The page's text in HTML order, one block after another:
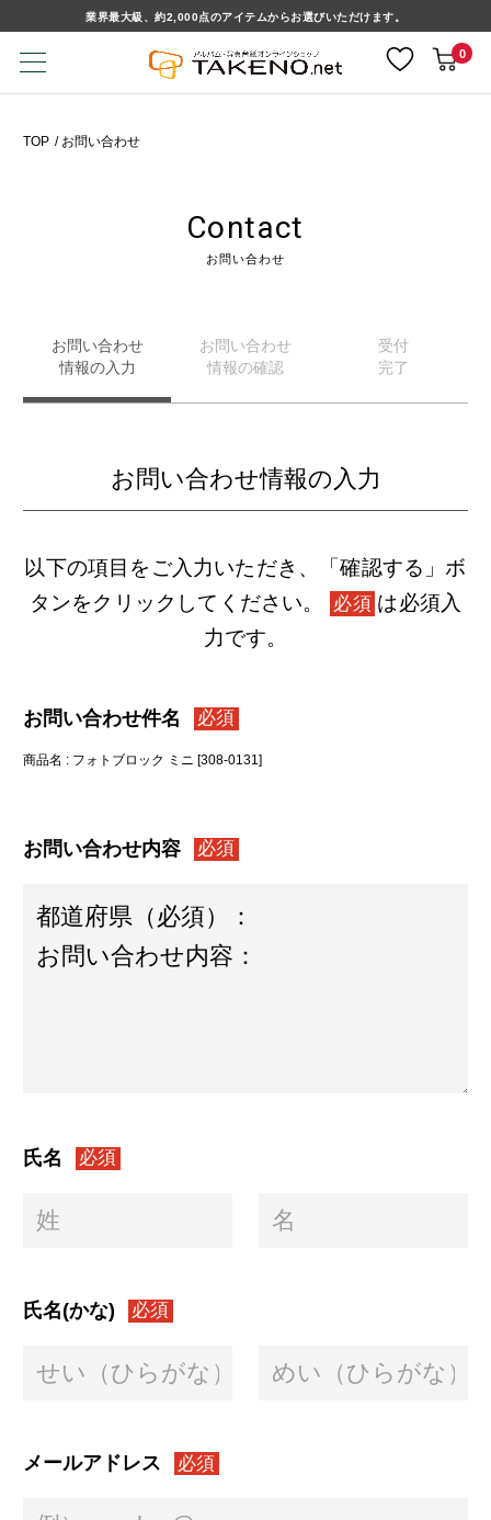
業界最大級、約2,000点のアイテムからお選びいただけます。
0
TOP お問い合わせ
Contact
お問い合わせ
お問い合わせ
情報の入力
お問い合わせ
情報の確認
受付
完了
お問い合わせ情報の入力
以下の項目をご入力いただき、「確認する」ボ
タンをクリックしてください。
必須 は必須入
力です。
お問い合わせ件名 必須
商品名 : フォトブロック ミニ [308-0131]
お問い合わせ内容 必須
氏名 必須
氏名(かな) 必須
メールアドレス 必須